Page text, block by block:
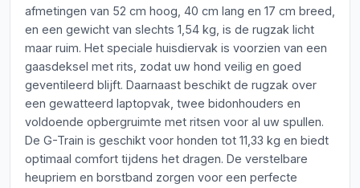
afmetingen van 52 cm hoog, 40 cm lang en 17 cm breed,
en een gewicht van slechts 1,54 kg, is de rugzak licht
maar ruim. Het speciale huisdiervak is voorzien van een
gaasdeksel met rits, zodat uw hond veilig en goed
geventileerd blijft. Daarnaast beschikt de rugzak over
een gewatteerd laptopvak, twee bidonhouders en
voldoende opbergruimte met ritsen voor al uw spullen.
De G-Train is geschikt voor honden tot 11,33 kg en biedt
optimaal comfort tijdens het dragen. De verstelbare
heupriem en borstband zorgen voor een perfecte